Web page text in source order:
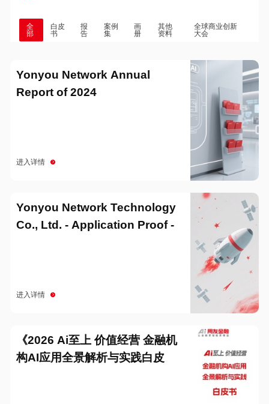
全
部
白皮
书
报
告
案例
集
画
册
其他
资料
全球商业创新
大会
Yonyou Network Annual
Report of 2024
进入详情
Yonyou Network Technology
Co., Ltd. - Application Proof -
进入详情
《2026 Ai至上 价值经营 金融机
构AI应用全景解析与实践白皮